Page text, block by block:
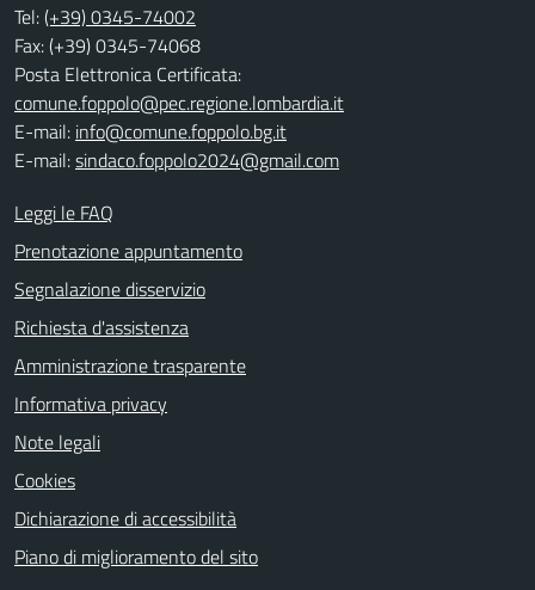
Tel:(+39) 0345-74002
Fax: (+39) 0345-74068
Posta Elettronica Certificata:
comune.foppolo@pec.regione.lombardia.it
E-mail: info@comune.foppolo.bg.it
E-mail:sindaco.foppolo2024@gmail.com
Leggi le FAQ
Prenotazione appuntamento
Segnalazione disservizio
Richiesta d'assistenza
Amministrazione trasparente
Informativa privacy
Note legali
Cookies
Dichiarazione di accessibilità
Piano di miglioramento del sito